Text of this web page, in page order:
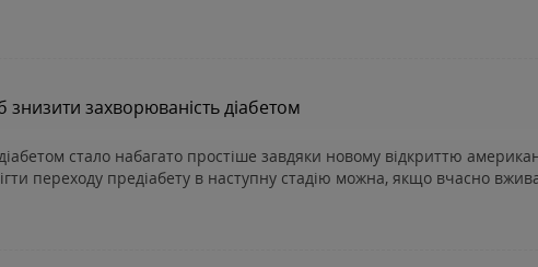
захворюваність діабетом
стало набагато простіше завдяки новому відкриттю
переходу предіабету в наступну стадію можна, якщо вчасно